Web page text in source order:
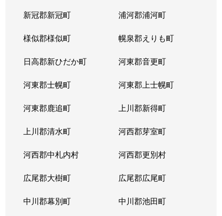
新冠郡新冠町 浦河郡浦河町
様似郡様似町 幌泉郡えりも町
日高郡新ひだか町 河東郡音更町
河東郡士幌町 河東郡上士幌町
河東郡鹿追町 上川郡新得町
上川郡清水町 河西郡芽室町
河西郡中札内村 河西郡更別村
広尾郡大樹町 広尾郡広尾町
中川郡幕別町 中川郡池田町